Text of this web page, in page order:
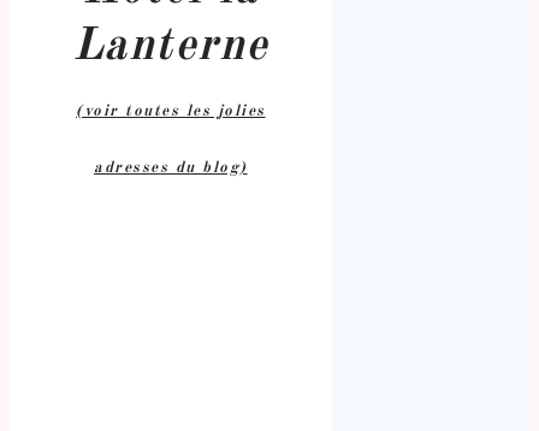
Lanterne
(voir toutes les jolies
adresses du blog)